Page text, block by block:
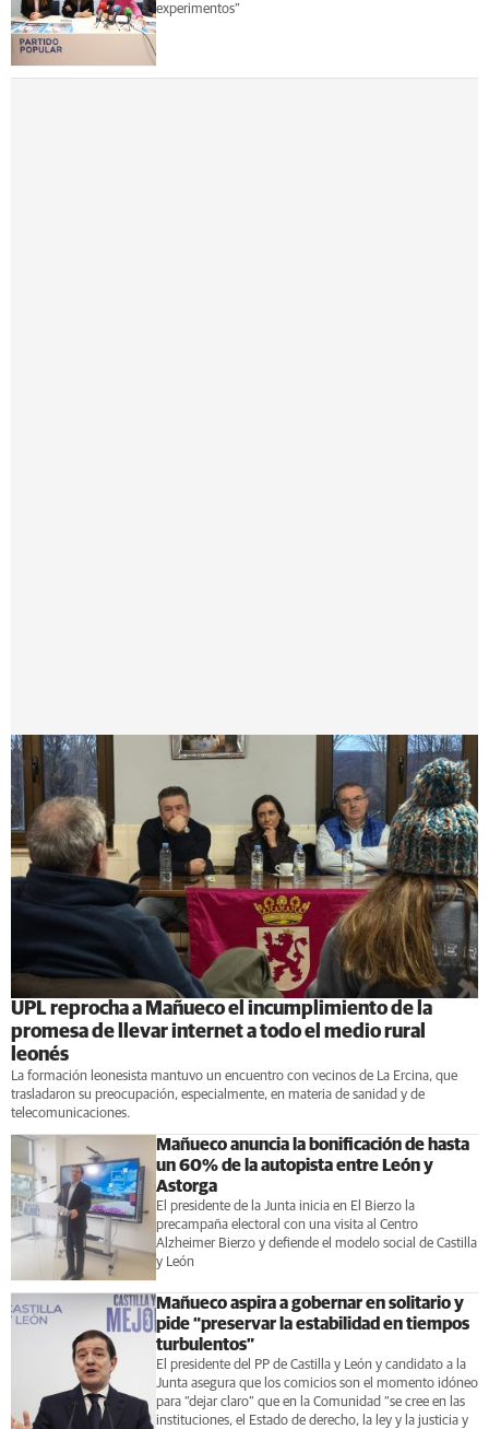
experimentos”
UPL reprocha a Mañueco el incumplimiento de la
promesa de llevar internet a todo el medio rural
leonés
La formación leonesista mantuvo un encuentro con vecinos de La Ercina, que
trasladaron su preocupación, especialmente, en materia de sanidad y de
telecomunicaciones.
Mañueco anuncia la bonificación de hasta
un 60% de la autopista entre León y
Astorga
El presidente de la Junta inicia en El Bierzo la
precampaña electoral con una visita al Centro
Alzheimer Bierzo y defiende el modelo social de Castilla
y León
Mañueco aspira a gobernar en solitario y
pide “preservar la estabilidad en tiempos
turbulentos”
El presidente del PP de Castilla y León y candidato a la
Junta asegura que los comicios son el momento idóneo
para “dejar claro” que en la Comunidad “se cree en las
instituciones, el Estado de derecho, la ley y la justicia y